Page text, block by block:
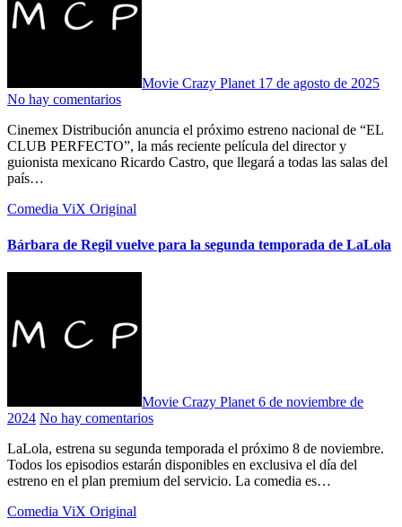
Movie Crazy Planet 17 de agosto de 2025
No hay comentarios
Cinemex Distribución anuncia el próximo estreno nacional de “EL
CLUB PERFECTO”, la más reciente película del director y
guionista mexicano Ricardo Castro, que llegará a todas las salas del
país…
Comedia ViX Original
Bárbara de Regil vuelve para la segunda temporada de LaLola
Movie Crazy Planet 6 de noviembre de
2024 No hay comentarios
LaLola, estrena su segunda temporada el próximo 8 de noviembre.
Todos los episodios estarán disponibles en exclusiva el día del
estreno en el plan premium del servicio. La comedia es…
Comedia ViX Original